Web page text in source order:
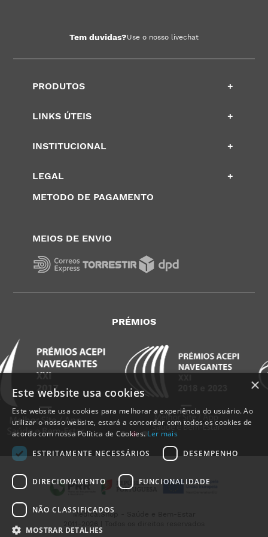
Tem duvidas?Use o nosso livechat
PRODUTOS +
LINKS ÚTEIS +
INSTITUCIONAL +
LEGAL
+
METODO DE PAGAMENTO
MEIOS DE ENVIO
PRÉMIOS
MedicalShop - Saúde e Bem-Estar
×
Este website usa cookies
Este website usa cookies para melhorar a experiência do usuário. Ao
utilizar o nosso website, estará a concordar com todos os cookies de
acordo com nossa Política de Cookies. Ler mais
ESTRITAMENTE NECESSÁRIOS
DESEMPENHO
DIRECIONAMENTO FUNCIONALIDADE
NÃO CLASSIFICADOS
MOSTRAR DETALHES